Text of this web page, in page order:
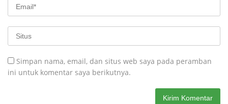
Simpan nama, email, dan situs web saya pada peramban
ini untuk komentar saya berikutnya.